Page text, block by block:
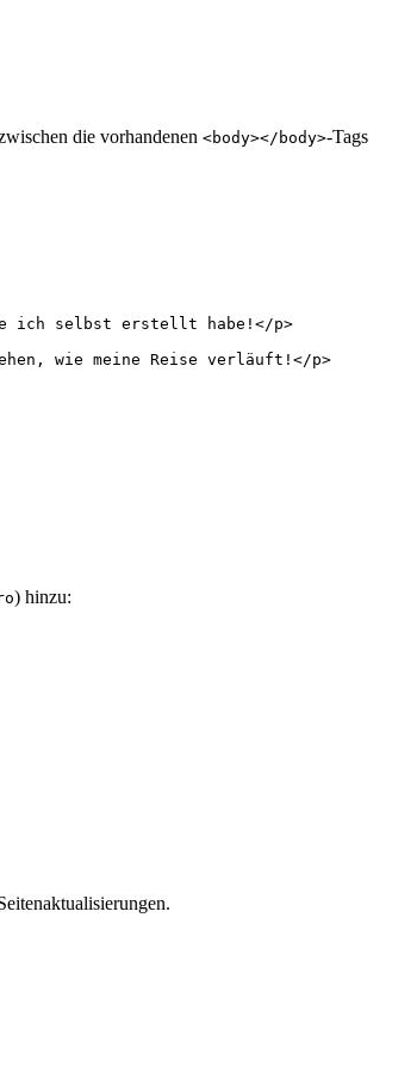
die vorhandenen <body></body>-Tags
ich selbst erstellt habe! </p>
wie meine Reise verläuft! </p>
) hinzu: